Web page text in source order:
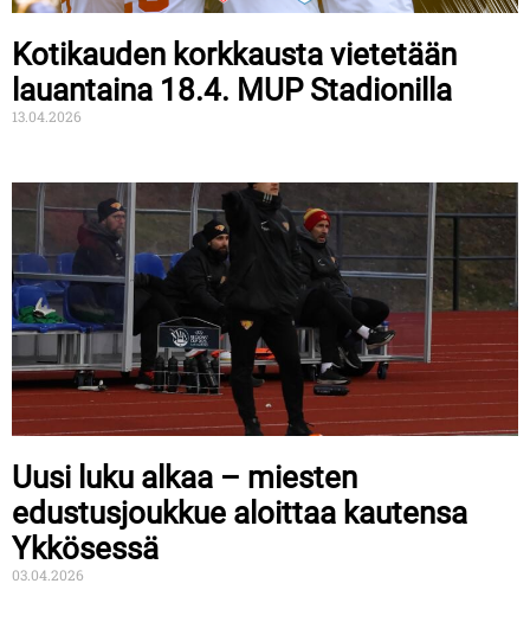
Kotikauden korkkausta vietetään
lauantaina 18.4. MUP Stadionilla
13.04.2026
Uusi luku alkaa – miesten
edustusjoukkue aloittaa kautensa
Ykkösessä
03.04.2026